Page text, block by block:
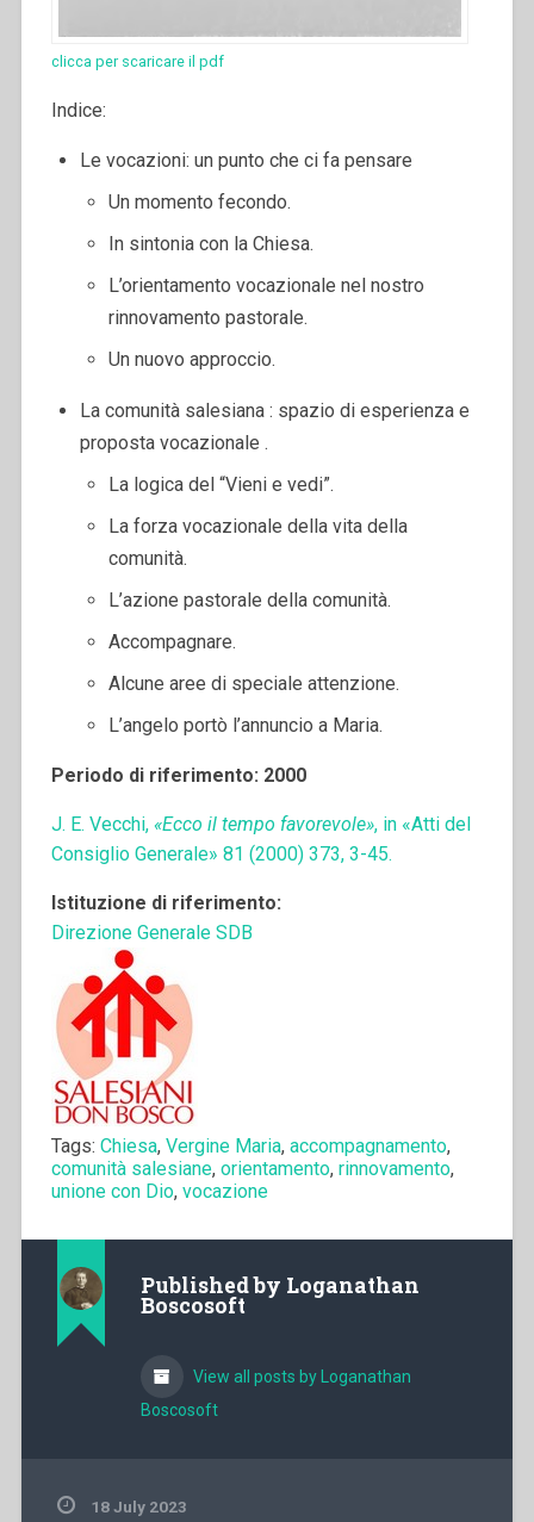
clicca per scaricare il pdf
Indice:
Le vocazioni: un punto che ci fa pensare
Un momento fecondo.
In sintonia con la Chiesa.
L’orientamento vocazionale nel nostro
rinnovamento pastorale.
Un nuovo approccio.
La comunità salesiana : spazio di esperienza e
proposta vocazionale .
La logica del “Vieni e vedi”.
La forza vocazionale della vita della
comunità.
L’azione pastorale della comunità.
Accompagnare.
Alcune aree di speciale attenzione.
L’angelo portò l’annuncio a Maria.
Periodo di riferimento: 2000
J. E. Vecchi, «Ecco il tempo favorevole», in «Atti del
Consiglio Generale» 81 (2000) 373, 3-45.
Istituzione di riferimento:
Direzione Generale SDB
Tags: Chiesa, Vergine Maria, accompagnamento,
comunità salesiane, orientamento, rinnovamento,
unione con Dio, vocazione
Published by Loganathan
Boscosoft
View all posts by Loganathan
Boscosoft
18 July 2023